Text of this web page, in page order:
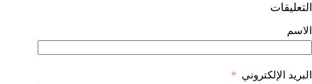
التعليقات
الاسم
البريد الإلكتروني